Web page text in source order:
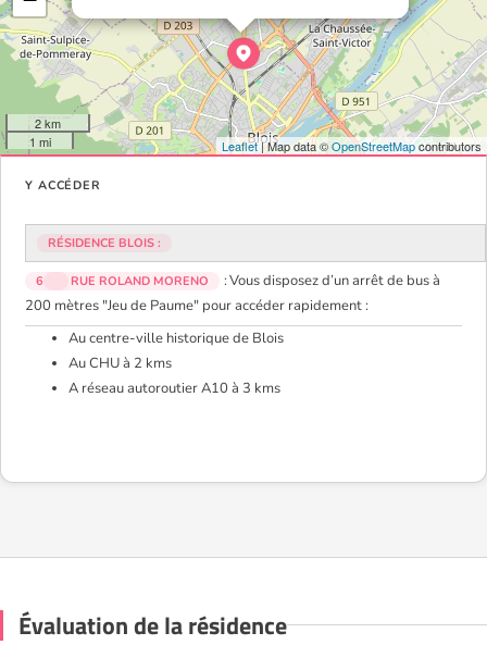
2 km
1 mi
Leaflet| Map data ©OpenStreetMapcontributors
Y ACCÉDER
RÉSIDENCE BLOIS :
6 RUE ROLAND MORENO
: Vous disposez d’un arrêt de bus à
200 mètres "Jeu de Paume" pour accéder rapidement :
Au centre-ville historique de Blois
Au CHU à 2 kms
A réseau autoroutier A10 à 3 kms
Évaluation de la résidence